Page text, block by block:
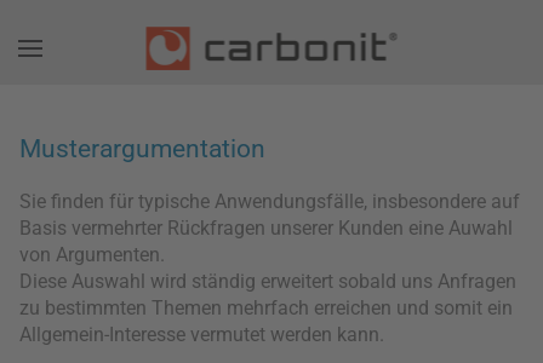
Musterargumentation
Sie finden für typische Anwendungsfälle, insbesondere auf
Basis vermehrter Rückfragen unserer Kunden eine Auwahl
von Argumenten.
Diese Auswahl wird ständig erweitert sobald uns Anfragen
zu bestimmten Themen mehrfach erreichen und somit ein
Allgemein-Interesse vermutet werden kann.